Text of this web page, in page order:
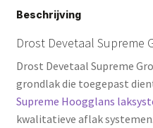
Beschrijving
Drost Devetaal Supreme
Drost Devetaal Supreme
grondlak die toegepast
Supreme Hoogglans
kwalitatieve aflak